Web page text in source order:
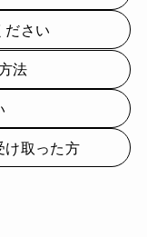
ださい
法
け取った方